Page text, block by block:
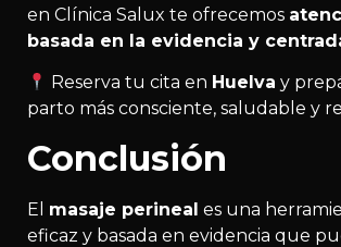
en Clínica Salux te ofrecemos
basada en la evidencia y
Reserva tu cita en Huelva y
parto más consciente, saludable y
Conclusión
El masaje perineal es una
eficaz y basada en evidencia que